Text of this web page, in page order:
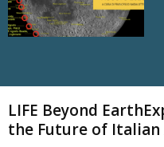
LIFE Beyond
the Future of